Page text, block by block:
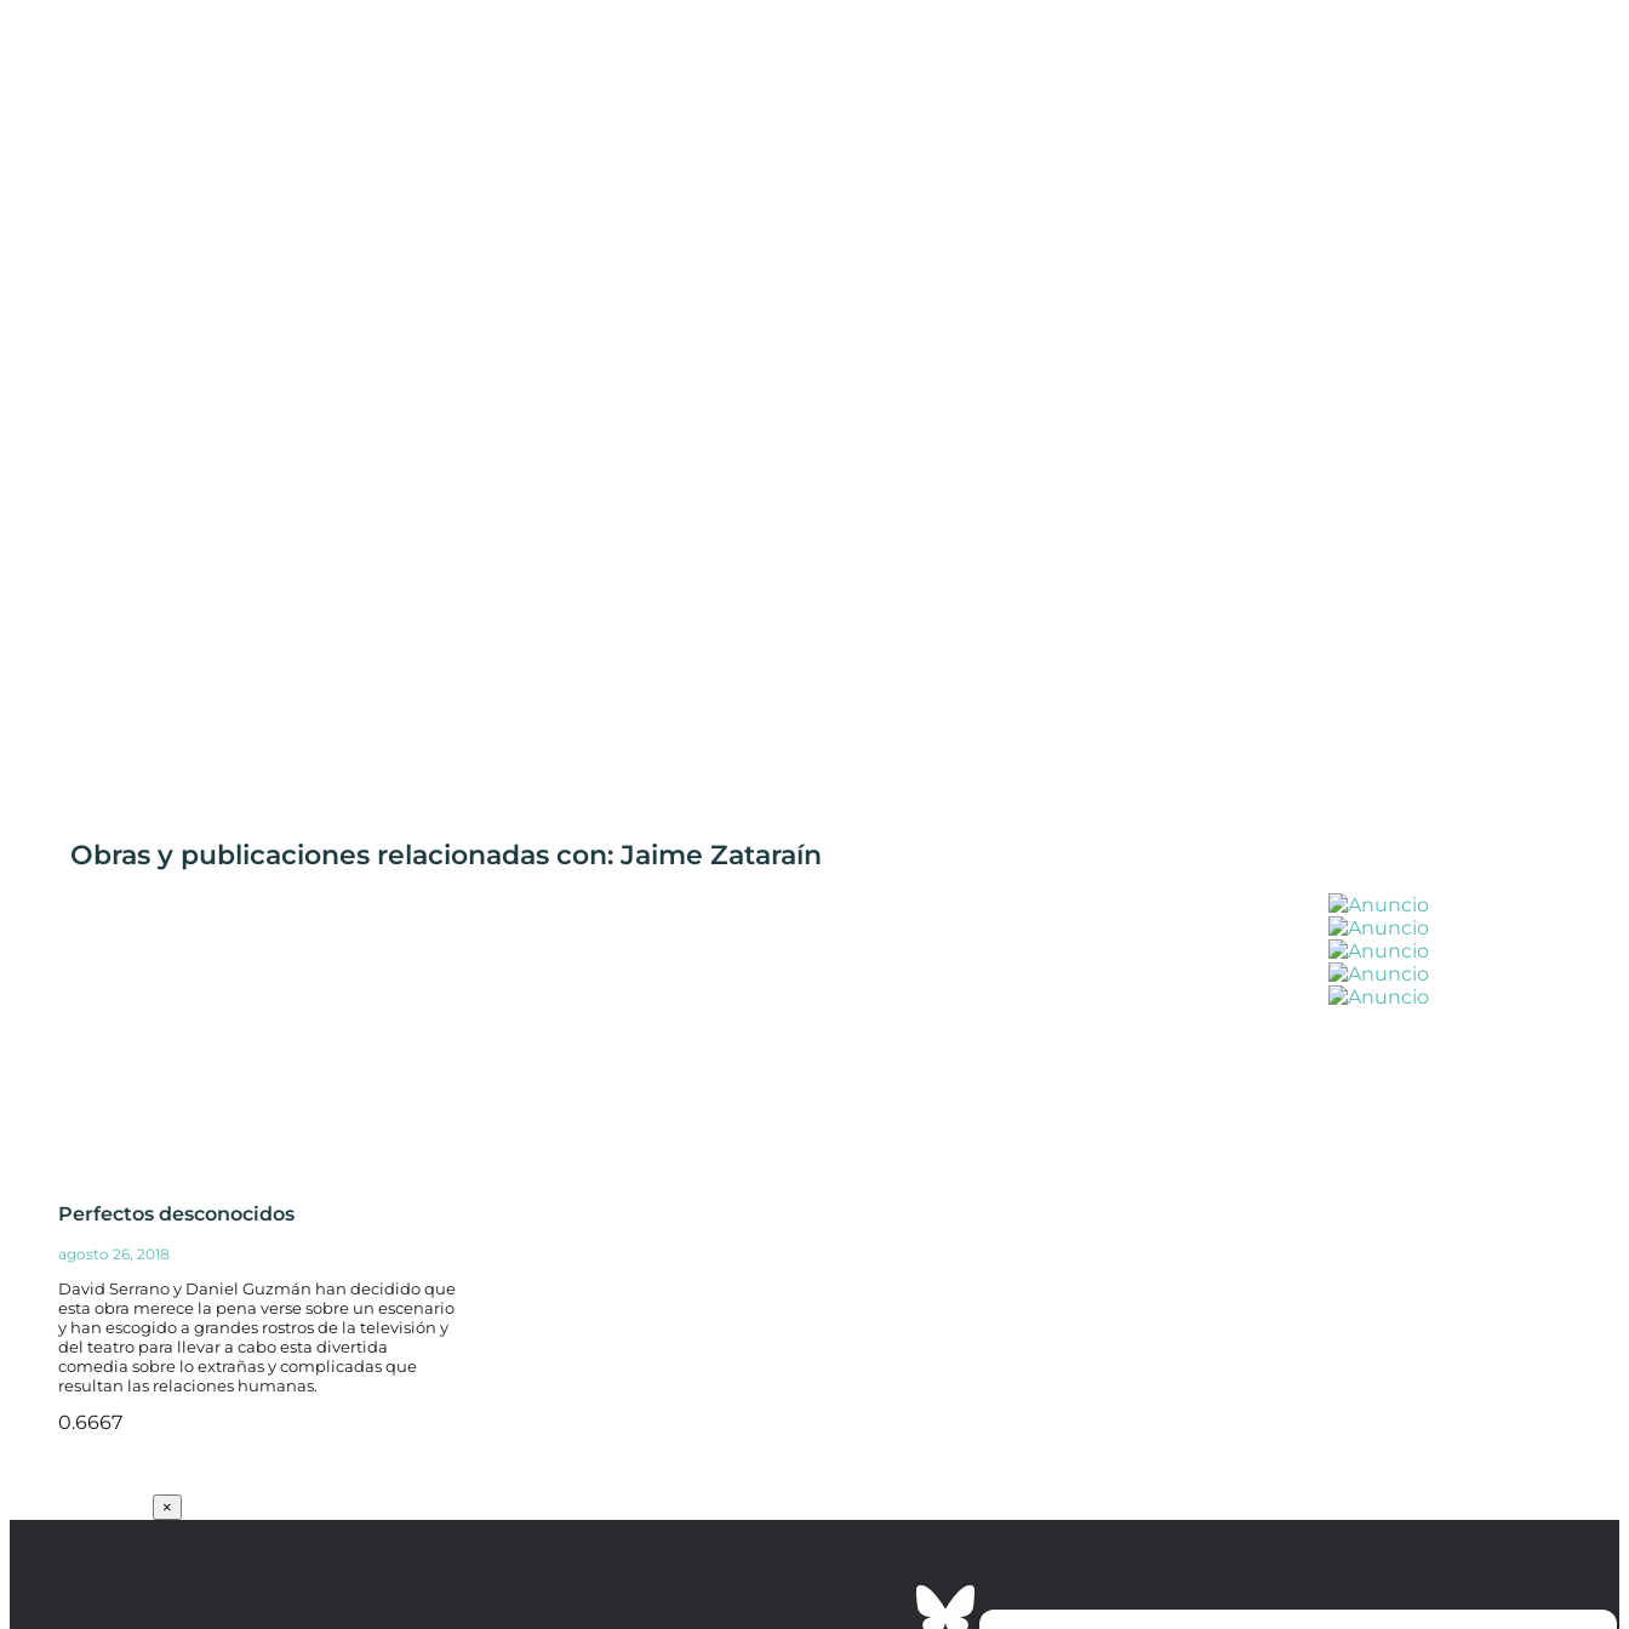
Obras y publicaciones relacionadas con: Jaime Zataraín
Perfectos desconocidos
agosto 26, 2018
David Serrano y Daniel Guzmán han decidido que
esta obra merece la pena verse sobre un escenario
y han escogido a grandes rostros de la televisión y
del teatro para llevar a cabo esta divertida
comedia sobre lo extrañas y complicadas que
resultan las relaciones humanas.
×